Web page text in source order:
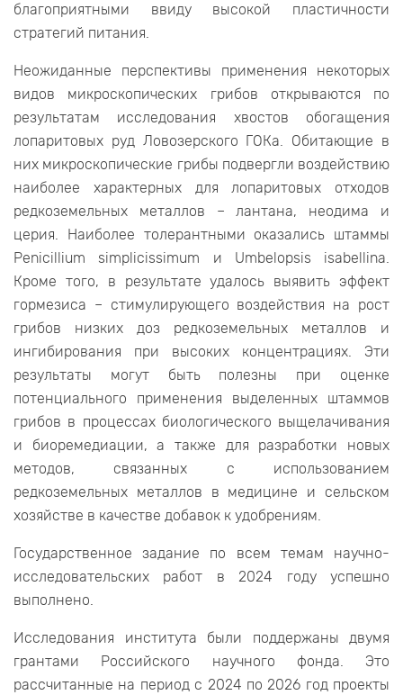
благоприятными ввиду высокой пластичности
стратегий питания.
Неожиданные перспективы применения некоторых
видов микроскопических грибов открываются по
результатам исследования хвостов обогащения
лопаритовых руд Ловозерского ГОКа. Обитающие в
них микроскопические грибы подвергли воздействию
наиболее характерных для лопаритовых отходов
редкоземельных металлов – лантана, неодима и
церия. Наиболее толерантными оказались штаммы
Penicillium simplicissimum и Umbelopsis isabellina.
Кроме того, в результате удалось выявить эффект
гормезиса – стимулирующего воздействия на рост
грибов низких доз редкоземельных металлов и
ингибирования при высоких концентрациях. Эти
результаты могут быть полезны при оценке
потенциального применения выделенных штаммов
грибов в процессах биологического выщелачивания
и биоремедиации, а также для разработки новых
методов, связанных с использованием
редкоземельных металлов в медицине и сельском
хозяйстве в качестве добавок к удобрениям.
Государственное задание по всем темам научно-
исследовательских работ в 2024 году успешно
выполнено.
Исследования института были поддержаны двумя
грантами Российского научного фонда. Это
рассчитанные на период с 2024 по 2026 год проекты